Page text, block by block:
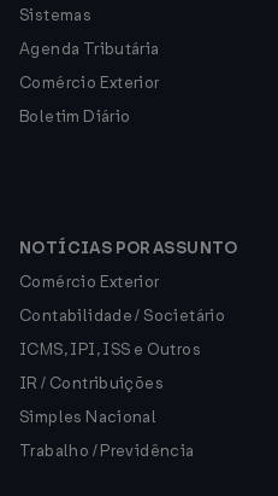
Sistemas
Agenda Tributária
Comércio Exterior
Boletim Diário
NOTÍCIAS POR ASSUNTO
Comércio Exterior
Contabilidade / Societário
ICMS, IPI, ISS e Outros
IR / Contribuições
Simples Nacional
Trabalho / Previdência